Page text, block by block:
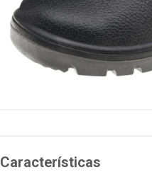
Características